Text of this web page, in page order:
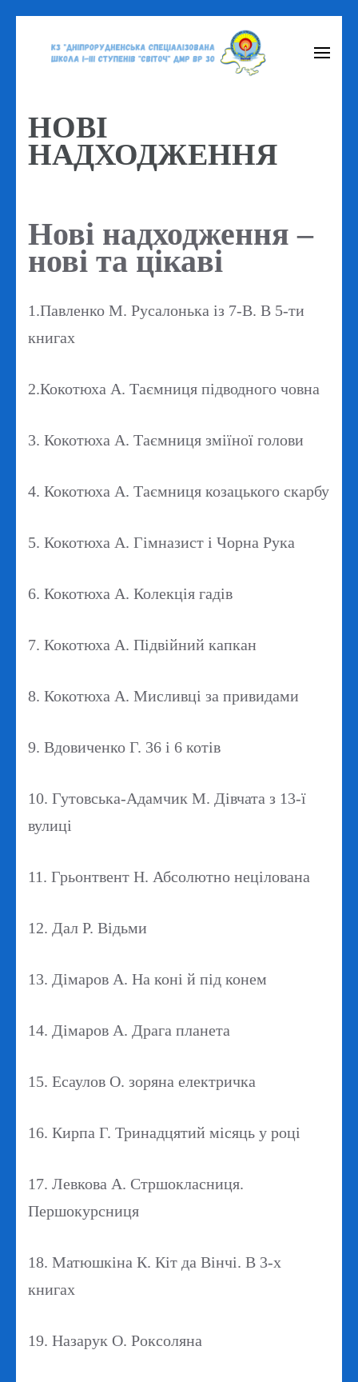
Enter)
НОВІ
НАДХОДЖЕННЯ
Нові надходження –
нові та цікаві
1.Павленко М. Русалонька із 7-В. В 5-ти
книгах
2.Кокотюха А. Таємниця підводного човна
3. Кокотюха А. Таємниця зміїної голови
4. Кокотюха А. Таємниця козацького скарбу
5. Кокотюха А. Гімназист і Чорна Рука
6. Кокотюха А. Колекція гадів
7. Кокотюха А. Підвійний капкан
8. Кокотюха А. Мисливці за привидами
9. Вдовиченко Г. 36 і 6 котів
10. Гутовська-Адамчик М. Дівчата з 13-ї
вулиці
11. Грьонтвент Н. Абсолютно нецілована
12. Дал Р. Відьми
13. Дімаров А. На коні й під конем
14. Дімаров А. Драга планета
15. Есаулов О. зоряна електричка
16. Кирпа Г. Тринадцятий місяць у році
17. Левкова А. Стршокласниця.
Першокурсниця
18. Матюшкіна К. Кіт да Вінчі. В 3-х
книгах
19. Назарук О. Роксоляна